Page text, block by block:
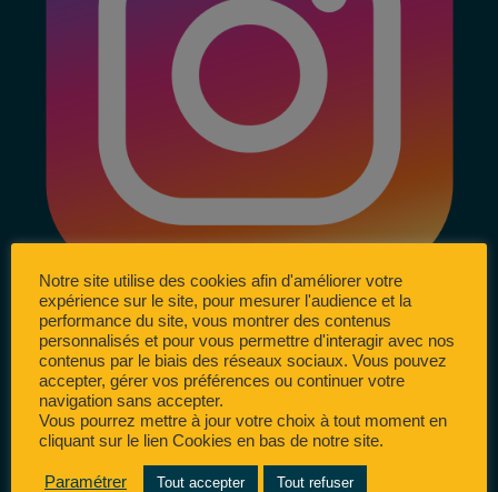
Notre site utilise des cookies afin d'améliorer votre
expérience sur le site, pour mesurer l'audience et la
performance du site, vous montrer des contenus
personnalisés et pour vous permettre d'interagir avec nos
contenus par le biais des réseaux sociaux. Vous pouvez
accepter, gérer vos préférences ou continuer votre
navigation sans accepter.
Vous pourrez mettre à jour votre choix à tout moment en
cliquant sur le lien Cookies en bas de notre site.
Paramétrer Tout accepter Tout refuser